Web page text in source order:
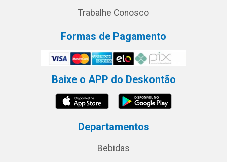
Trabalhe Conosco
Formas de Pagamento
Baixe o APP do Deskontão
Departamentos
Bebidas